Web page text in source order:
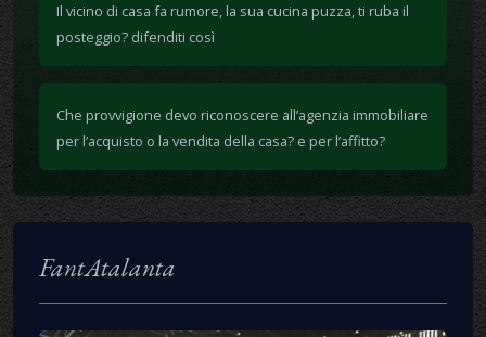
Il vicino di casa fa rumore, la sua cucina puzza, ti ruba il
posteggio? difenditi così
Che provvigione devo riconoscere all’agenzia immobiliare
per l’acquisto o la vendita della casa? e per l’affitto?
FantAtalanta